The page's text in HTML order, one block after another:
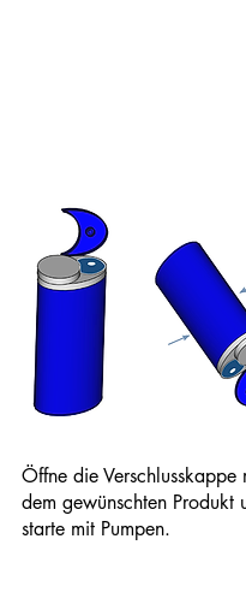
Öffne die Verschlusskappe
dem gewünschten Produkt
starte mit Pumpen.